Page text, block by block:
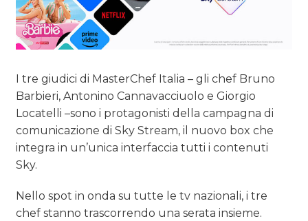
I tre giudici di MasterChef Italia – gli chef Bruno
Barbieri, Antonino Cannavacciuolo e Giorgio
Locatelli –sono i protagonisti della campagna di
comunicazione di Sky Stream, il nuovo box che
integra in un’unica interfaccia tutti i contenuti
Sky.
Nello spot in onda su tutte le tv nazionali, i tre
chef stanno trascorrendo una serata insieme.